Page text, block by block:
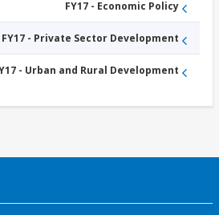
FY17 - Economic Policy
FY17 - Private Sector Development
FY17 - Urban and Rural Development